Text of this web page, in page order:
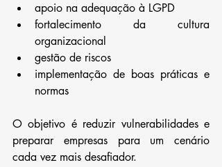
apoio na adequação à LGPD
fortalecimento da cultura
organizacional
gestão de riscos
implementação de boas práticas e
normas
O objetivo é reduzir vulnerabilidades e
preparar empresas para um cenário
cada vez mais desafiador.